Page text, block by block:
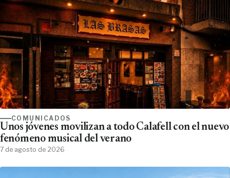
COMUNICADOS
Unos jóvenes movilizan a todo Calafell con el nuevo
fenómeno musical del verano
7 de agosto de 2026